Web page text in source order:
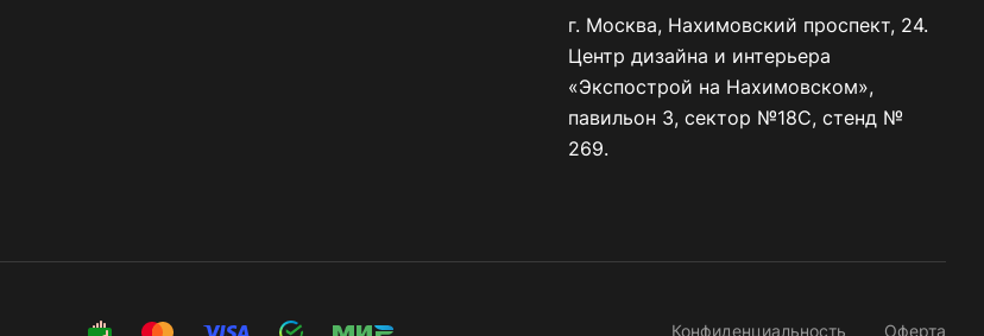
г. Москва, Нахимовский проспект, 24.
Центр дизайна и интерьера
«Экспострой на Нахимовском»,
павильон 3, сектор №18С, стенд №
269.
Конфиденциальность Оферта